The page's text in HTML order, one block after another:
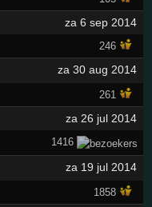
za 6 sep 2014
246
za 30 aug 2014
261
za 26 jul 2014
1416
za 19 jul 2014
1858